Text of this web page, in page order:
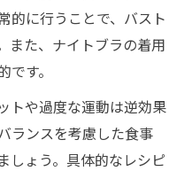
的に行うことで、バスト
また、ナイトブラの着用
す。
トや過度な運動は逆効果
ランスを考慮した食事
しょう。具体的なレシピ